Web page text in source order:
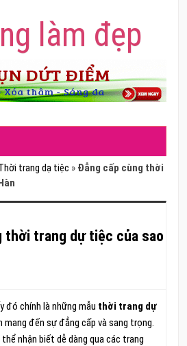
làm đẹp
trang dạ tiệc » Đẳng cấp cùng thời
thời trang dự tiệc của sao
chính là những mẫu thời trang dự
mang đến sự đẳng cấp và sang trọng.
nhận biết dễ dàng qua các trang